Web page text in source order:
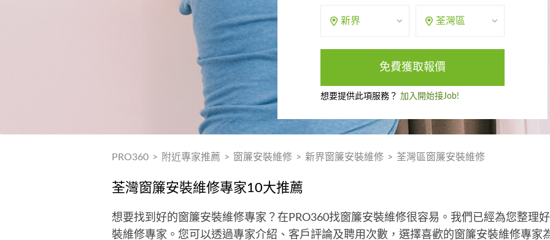
新界 荃灣區
免費獲取報價
想要提供此項服務？ 加入開始接Job!
PRO360 > 附近專家推薦 > 窗簾安裝維修 > 新界窗簾安裝維修 > 荃灣區窗簾安裝維修
荃灣窗簾安裝維修專家10大推薦
想要找到好的窗簾安裝維修專家？在PRO360找窗簾安裝維修很容易。我們已經為您整理
裝維修專家。您可以透過專家介紹、客戶評論及聘用次數，選擇喜歡的窗簾安裝維修專家